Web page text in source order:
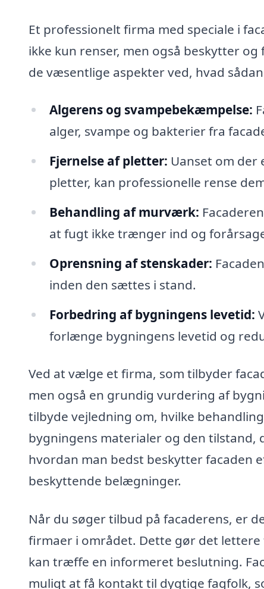
Et professionelt firma med speciale i
ikke kun renser, men også beskytter
de væsentlige aspekter ved, hvad
Algerens og svampebekæmpelse:
alger, svampe og bakterier fra
Fjernelse af pletter: Uanset om der
pletter, kan professionelle rense
Behandling af murværk:
at fugt ikke trænger ind og
Oprensning af stenskader:
inden den sættes i stand.
Forbedring af bygningens levetid:
forlænge bygningens levetid og
Ved at vælge et firma, som tilbyder
men også en grundig vurdering af
tilbyde vejledning om, hvilke
bygningens materialer og den tilstand,
hvordan man bedst beskytter facaden
beskyttende belægninger.
Når du søger tilbud på facaderens, er
firmaer i området. Dette gør det lettere
kan træffe en informeret beslutning.
muligt at få kontakt til dygtige fagfolk,